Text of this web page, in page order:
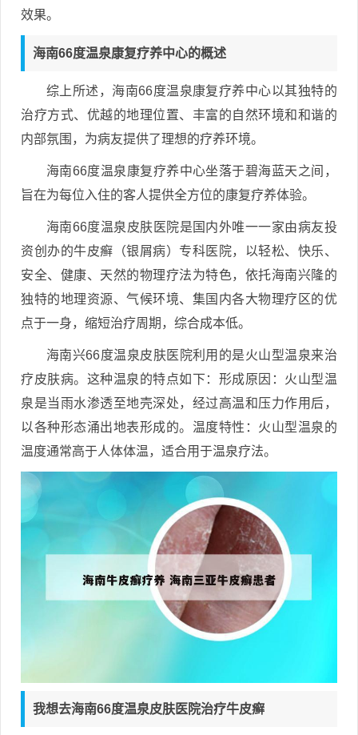
效果。
海南66度温泉康复疗养中心的概述
综上所述，海南66度温泉康复疗养中心以其独特的
治疗方式、优越的地理位置、丰富的自然环境和和谐的
内部氛围，为病友提供了理想的疗养环境。
海南66度温泉康复疗养中心坐落于碧海蓝天之间，
旨在为每位入住的客人提供全方位的康复疗养体验。
海南66度温泉皮肤医院是国内外唯一一家由病友投
资创办的牛皮癣（银屑病）专科医院，以轻松、快乐、
安全、健康、天然的物理疗法为特色，依托海南兴隆的
独特的地理资源、气候环境、集国内各大物理疗区的优
点于一身，缩短治疗周期，综合成本低。
海南兴66度温泉皮肤医院利用的是火山型温泉来治
疗皮肤病。这种温泉的特点如下：形成原因：火山型温
泉是当雨水渗透至地壳深处，经过高温和压力作用后，
以各种形态涌出地表形成的。温度特性：火山型温泉的
温度通常高于人体体温，适合用于温泉疗法。
我想去海南66度温泉皮肤医院治疗牛皮癣